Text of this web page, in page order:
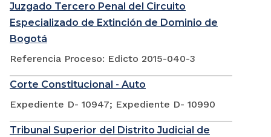
Juzgado Tercero Penal del Circuito
Especializado de Extinción de Dominio de
Bogotá
Referencia Proceso: Edicto 2015-040-3
Corte Constitucional - Auto
Expediente D- 10947; Expediente D- 10990
Tribunal Superior del Distrito Judicial de